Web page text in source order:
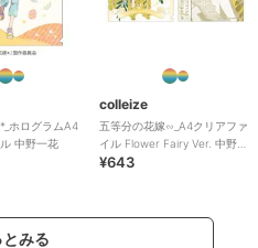
ホログラムA4
中野一花
colleize
五等分の花嫁∽_A4クリアファ
イル Flower Fairy Ver. 中野一
花
¥643
とみる